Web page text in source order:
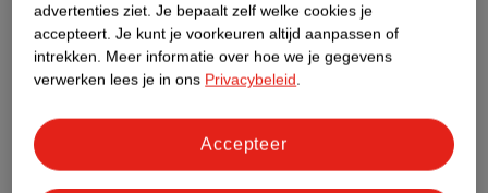
Impact Score.
Meer informatie
Bestel & Bezorginformatie
advertenties ziet. Je bepaalt zelf welke cookies je
accepteert. Je kunt je voorkeuren altijd aanpassen of
intrekken. Meer informatie over hoe we je gegevens
verwerken lees je in ons Privacybeleid.
Accepteer